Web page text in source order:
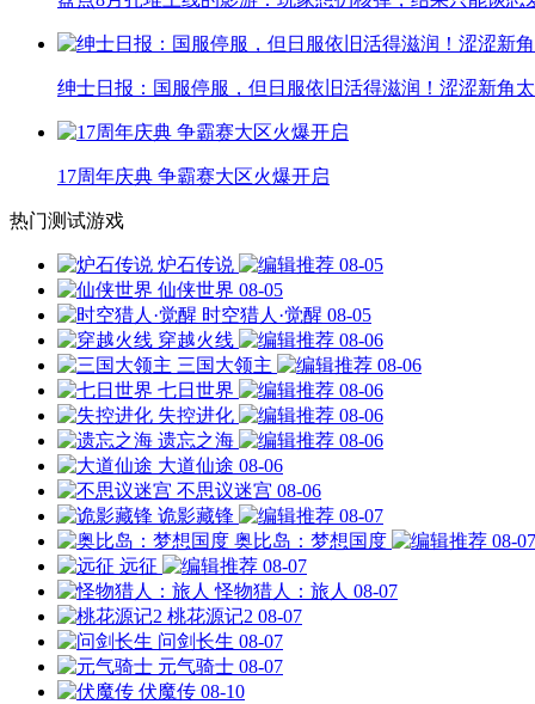
绅士日报：国服停服，但日服依旧活得滋润！涩涩新角
17周年庆典 争霸赛大区火爆开启
热门测试游戏
炉石传说
08-05
仙侠世界 08-05
时空猎人·觉醒 08-05
穿越火线
08-06
三国大领主
08-06
七日世界
08-06
失控进化
08-06
遗忘之海
08-06
大道仙途 08-06
不思议迷宫 08-06
诡影藏锋
08-07
奥比岛：梦想国度
08-07
远征
08-07
怪物猎人：旅人 08-07
桃花源记2 08-07
问剑长生 08-07
元气骑士 08-07
伏魔传 08-10